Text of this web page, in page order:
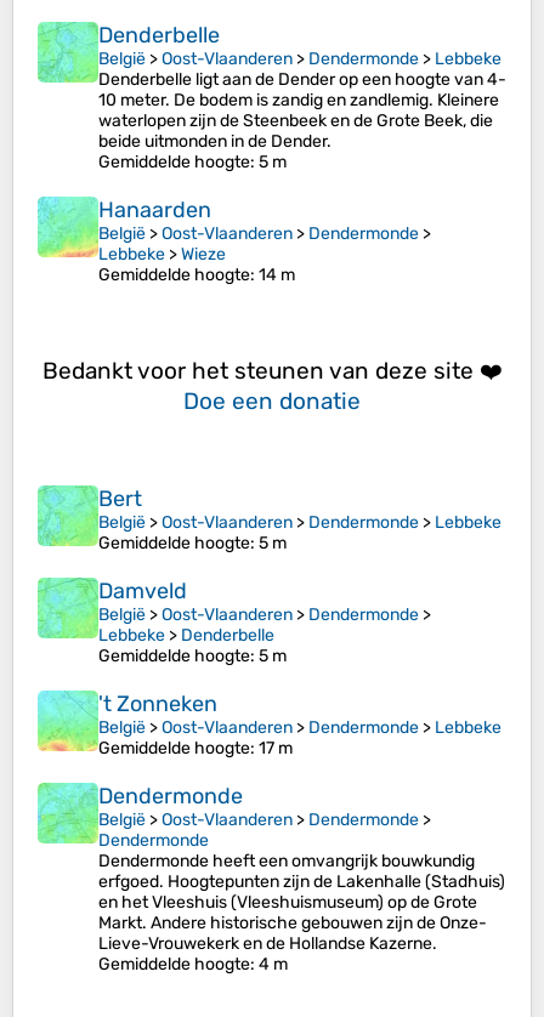
Denderbelle
België >Oost-Vlaanderen > Dendermonde > Lebbeke
Denderbelle ligt aan de Dender op een hoogte van 4-
10 meter. De bodem is zandig en zandlemig. Kleinere
waterlopen zijn de Steenbeek en de Grote Beek, die
beide uitmonden in de Dender.
Gemiddelde hoogte: 5 m
Hanaarden
België >Oost-Vlaanderen > Dendermonde >
Lebbeke >Wieze
Gemiddelde hoogte: 14 m
Bedankt voor het steunen van deze site ❤️
Doe een donatie
Bert
België >Oost-Vlaanderen > Dendermonde > Lebbeke
Gemiddelde hoogte: 5 m
Damveld
België >Oost-Vlaanderen > Dendermonde >
Lebbeke > Denderbelle
Gemiddelde hoogte: 5 m
't Zonneken
België >Oost-Vlaanderen > Dendermonde > Lebbeke
Gemiddelde hoogte: 17 m
Dendermonde
België >Oost-Vlaanderen > Dendermonde >
Dendermonde
Dendermonde heeft een omvangrijk bouwkundig
erfgoed. Hoogtepunten zijn de Lakenhalle (Stadhuis)
en het Vleeshuis (Vleeshuismuseum) op de Grote
Markt. Andere historische gebouwen zijn de Onze-
Lieve-Vrouwekerk en de Hollandse Kazerne.
Gemiddelde hoogte: 4 m